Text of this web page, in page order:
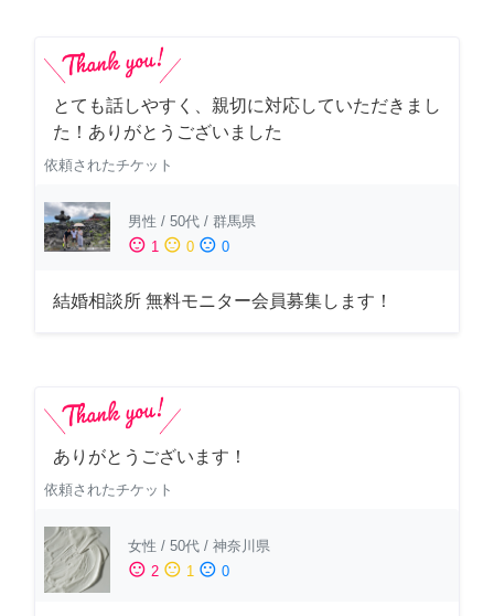
とても話しやすく、親切に対応していただきまし
た！ありがとうございました
依頼されたチケット
男性 / 50代 / 群馬県
sentiment_satisfied 1 sentiment_neutral 0 sentiment_dissatisfied 0
結婚相談所 無料モニター会員募集します！
ありがとうございます！
依頼されたチケット
女性 / 50代 / 神奈川県
sentiment_satisfied 2 sentiment_neutral 1 sentiment_dissatisfied 0